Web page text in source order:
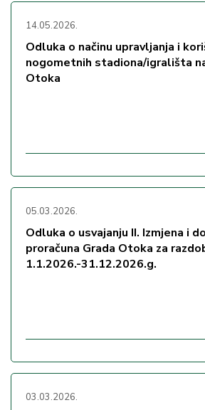
14.05.2026.
Odluka o načinu upravljanja i
nogometnih stadiona/igrališta
Otoka
05.03.2026.
Odluka o usvajanju II. Izmjena i
proračuna Grada Otoka za
1.1.2026.-31.12.2026.g.
03.03.2026.